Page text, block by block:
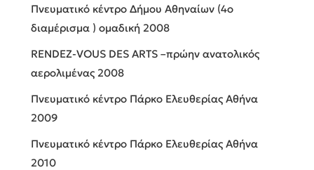
Πνευματικό κέντρο Δήμου Αθηναίων (4ο
διαμέρισμα ) ομαδική 2008
RENDEZ-VOUS DES ARTS –πρώην ανατολικός
αερολιμένας 2008
Πνευματικό κέντρο Πάρκο Ελευθερίας Αθήνα
2009
Πνευματικό κέντρο Πάρκο Ελευθερίας Αθήνα
2010